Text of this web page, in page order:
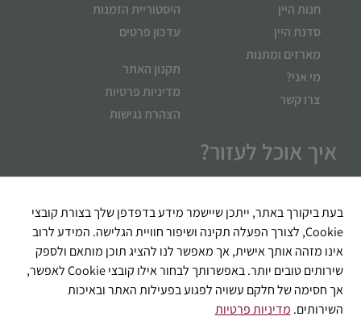
חנות היין
סדנת היין
מארזים ומתנות
מי אני?
צרו קשר
היסטוריית הזמנות
עדכון פרטים
תקנון האתר
מדיניות פרטיות
הצהרת נגישות
איך אוכל לעזור?
בעת ביקורך באתר, ייתכן שיישמר מידע בדפדפן שלך בצורת קובצי
Cookie, לצורך הפעלה תקינה ושיפור חוויית הגלישה. המידע לרוב
אינו מזהה אותך אישית, אך מאפשר לנו להציג תוכן מותאם ולספק
שירותים טובים יותר. באפשרותך לבחור אילו קובצי Cookie לאפשר,
אך חסימה של חלקם עשויה לפגוע בפעילות האתר ובאיכות
השירותים. מדיניות פרטיות